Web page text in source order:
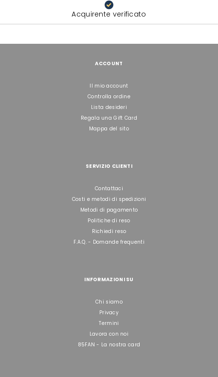
Acquirente verificato
ACCOUNT
Il mio account
Controlla ordine
Lista desideri
Regala una Gift Card
Mappa del sito
SERVIZIO CLIENTI
Contattaci
Costi e metodi di spedizioni
Metodi di pagamento
Politiche di reso
Richiedi reso
F.A.Q. - Domande frequenti
INFORMAZIONI SU
Chi siamo
Privacy
Termini
Lavora con noi
85FAN - La nostra card